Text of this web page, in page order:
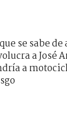
se sabe
a José
a